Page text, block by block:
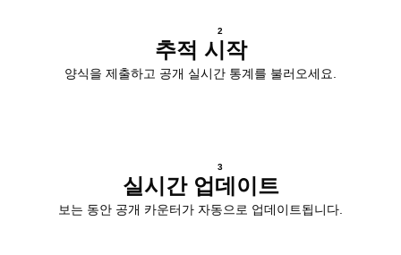
2
추적 시작
양식을 제출하고 공개 실시간 통계를 불러오세요.
3
실시간 업데이트
보는 동안 공개 카운터가 자동으로 업데이트됩니다.